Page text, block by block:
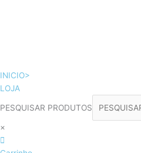
INICIO>
LOJA
PESQUISAR PRODUTOS
×